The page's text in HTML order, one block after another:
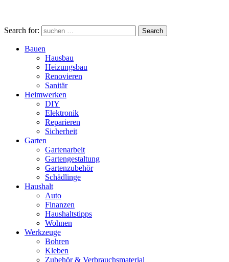
Search for: Search
Bauen
Hausbau
Heizungsbau
Renovieren
Sanitär
Heimwerken
DIY
Elektronik
Reparieren
Sicherheit
Garten
Gartenarbeit
Gartengestaltung
Gartenzubehör
Schädlinge
Haushalt
Auto
Finanzen
Haushaltstipps
Wohnen
Werkzeuge
Bohren
Kleben
Zubehör & Verbrauchsmaterial